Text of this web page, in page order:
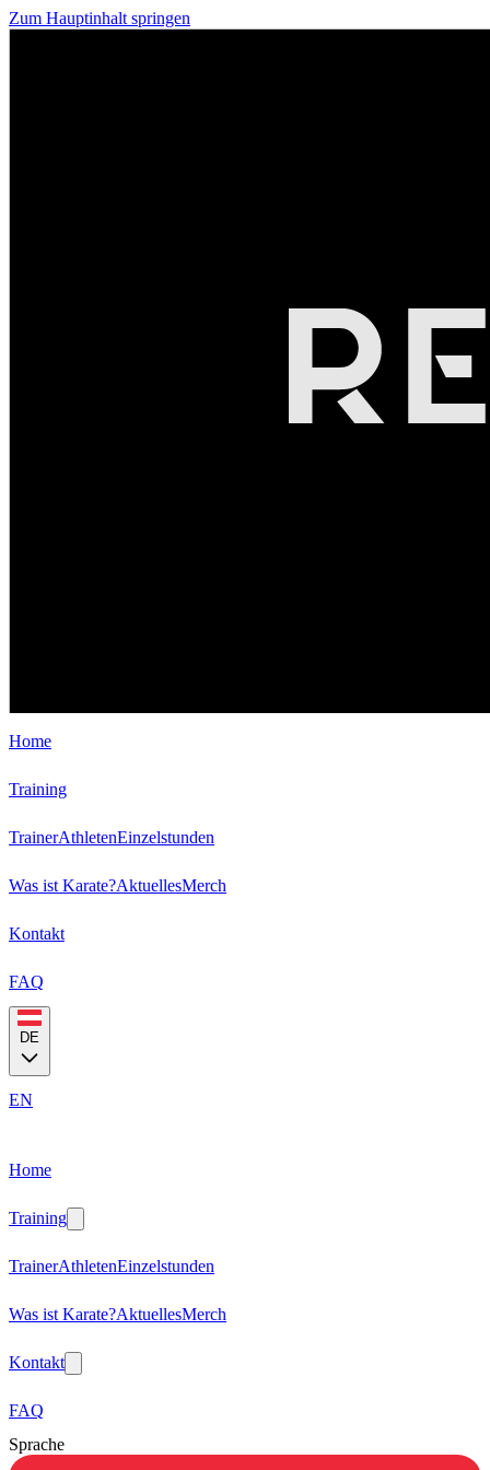
Zum Hauptinhalt springen
Home
Training
TrainerAthletenEinzelstunden
Was ist Karate?AktuellesMerch
Kontakt
FAQ
DE
EN
Home
Training
TrainerAthletenEinzelstunden
Was ist Karate?AktuellesMerch
Kontakt
FAQ
Sprache